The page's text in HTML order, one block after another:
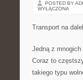
POSTED BY
WYŁĄCZONA
Transport na
Jedną z
Coraz to
takiego typu